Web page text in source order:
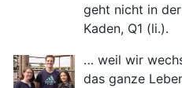
geht nicht in
Kaden, Q1 (li.).
… weil wir
das ganze